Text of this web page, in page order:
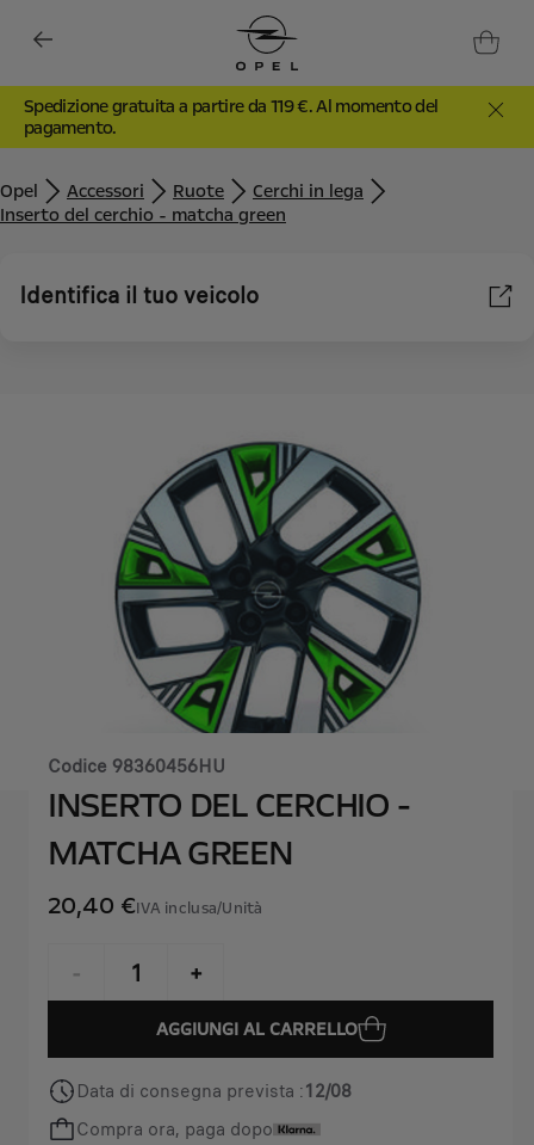
Spedizione gratuita a partire da 119 €. Al momento del
pagamento.
Opel Accessori Ruote
Cerchi in lega
Inserto del cerchio - matcha green
Identifica il tuo veicolo
Codice 98360456HU
INSERTO DEL CERCHIO -
MATCHA GREEN
20,40 €
i
e
i
s
2
IVA inclusa/Unità
-
+
a
n
t
AGGIUNGI AL CARRELLO
Data di consegna prevista :12/08
Compra ora, paga dopo